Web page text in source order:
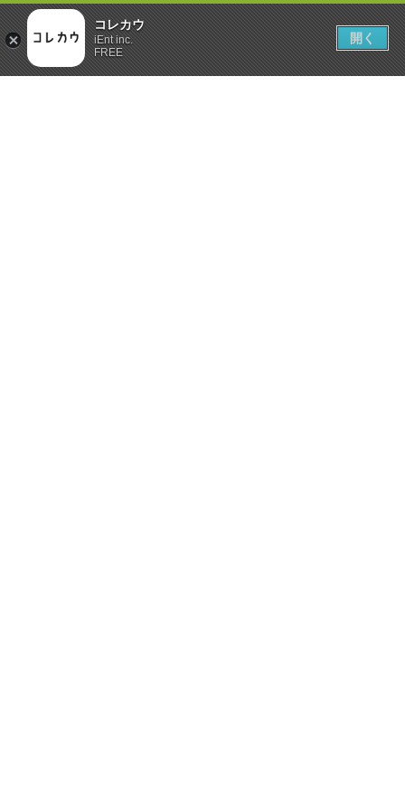
コレカウ
iEnt inc.
FREE
開く